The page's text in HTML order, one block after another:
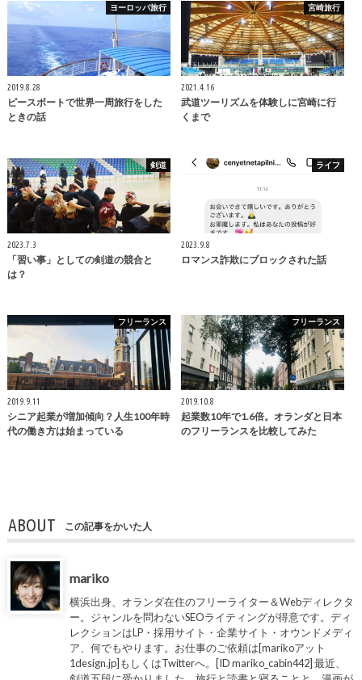
ヨーロッパ旅行
2019.8.28
ピースボートで世界一周旅行をした
ときの話
宮崎旅行
2021.4.16
武道ツーリズムを体験しに宮崎に行
くまで
剣道
2023.7.3
「習い事」としての剣道の競合と
は？
ライフ
2023.9.8
ロマンス詐欺にブロックされた話
フリーランス
2019.9.11
シニア起業が増加傾向？人生100年時
代の働き方は始まっている
フリーランス
2019.10.8
起業数10年で1.6倍。オランダと日本
のフリーランスを比較してみた
ABOUT この記事をかいた人
mariko
横浜出身、オランダ在住のフリーライター＆Webディレクタ
ー。ジャンルを問わないSEOライティングが得意です。ディ
レクションはLP・採用サイト・企業サイト・オウンドメディ
ア、何でもやります。お仕事のご依頼は[marikoアット
1design.jp]もしくはTwitterへ。[ID mariko_cabin442] 最近、